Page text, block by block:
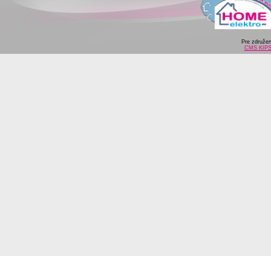
Pre
CMS